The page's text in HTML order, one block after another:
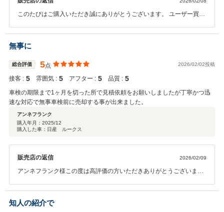
このたびはご購入いただき誠にありがとうございます。 ユーザー買取
頂けるように、頑張っております。 今後とも宜しくお願い致します。
無事に
総合評価 5点 2026/02/02投稿
接客 : 5 雰囲気 : 5 アフター : 5 品質 : 5
車検の期限まで1ヶ月を切った所で見積依頼をお願いしましたが丁寧かつ迅
速な対応で無事車検前に売却する事が出来ました。
アンネフランク
購入年月： 2025/12
購入した車：日産 ルークス
販売店の返信 2026/02/09
アンネフランク様この度は高評価の方いただきありがとうございま
お気軽にご相談いただければと思います。
知人の紹介で